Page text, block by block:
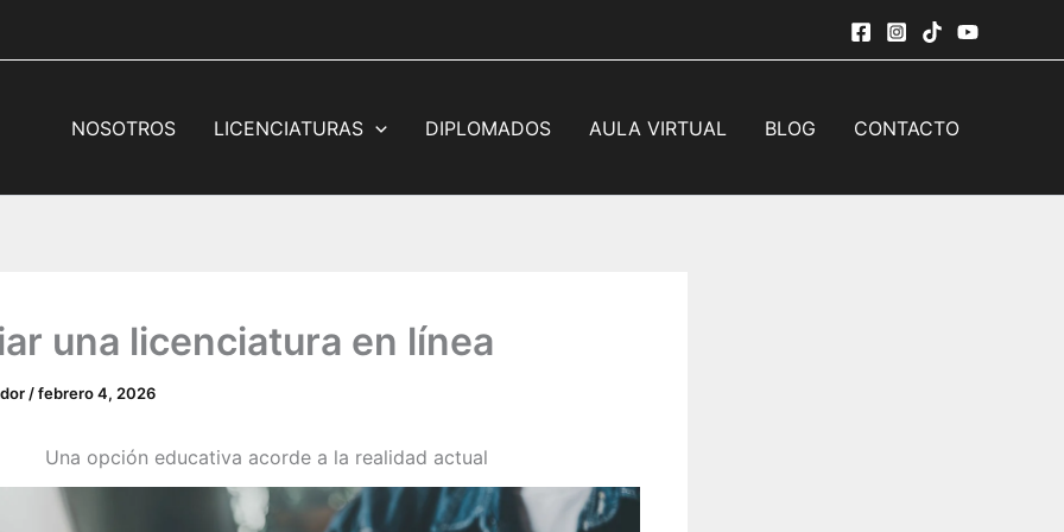
NOSOTROS LICENCIATURAS DIPLOMADOS AULA VIRTUAL BLOG CONTACTO
una licenciatura en línea
/febrero 4, 2026
Una opción educativa acorde a la realidad actual